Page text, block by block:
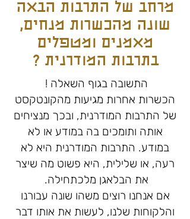
מרחב של התרבות הבאה
שונה מהכשרות מנחים,
מאמנים ומטפלים
בתרבות המודרנית ?
התשובה בגוף השאלה !
הכשרות אחרות מגיעות מהקונטקסט
של התרבות המודרנית, ובכך מנציחים
אותה ותומכים בה במודע או לא
במודע. התרבות המודרנית היא לא
רעה, או שלילית, היא פשוט מה שיצר
את הבלאגן מלכתחילה.
אם אנחנו רוצים משהו שונה עבורנו
והלקוחות שלנו, לעשות את אותו דבר